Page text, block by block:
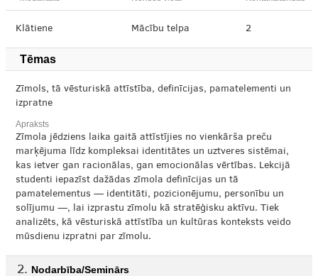
Klātiene Mācību telpa 2
Tēmas
Zīmols, tā vēsturiskā attīstība, definīcijas, pamatelementi un
izpratne
Apraksts
Zīmola jēdziens laika gaitā attīstījies no vienkārša preču
marķējuma līdz kompleksai identitātes un uztveres sistēmai,
kas ietver gan racionālas, gan emocionālas vērtības. Lekcijā
studenti iepazīst dažādas zīmola definīcijas un tā
pamatelementus — identitāti, pozicionējumu, personību un
solījumu —, lai izprastu zīmolu kā stratēģisku aktīvu. Tiek
analizēts, kā vēsturiskā attīstība un kultūras konteksts veido
mūsdienu izpratni par zīmolu.
Nodarbība/Seminārs